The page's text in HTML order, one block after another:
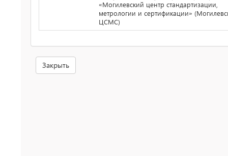
«Могилевский центр стандартизации,
метрологии и сертификации»
ЦСМС)
Закрыть